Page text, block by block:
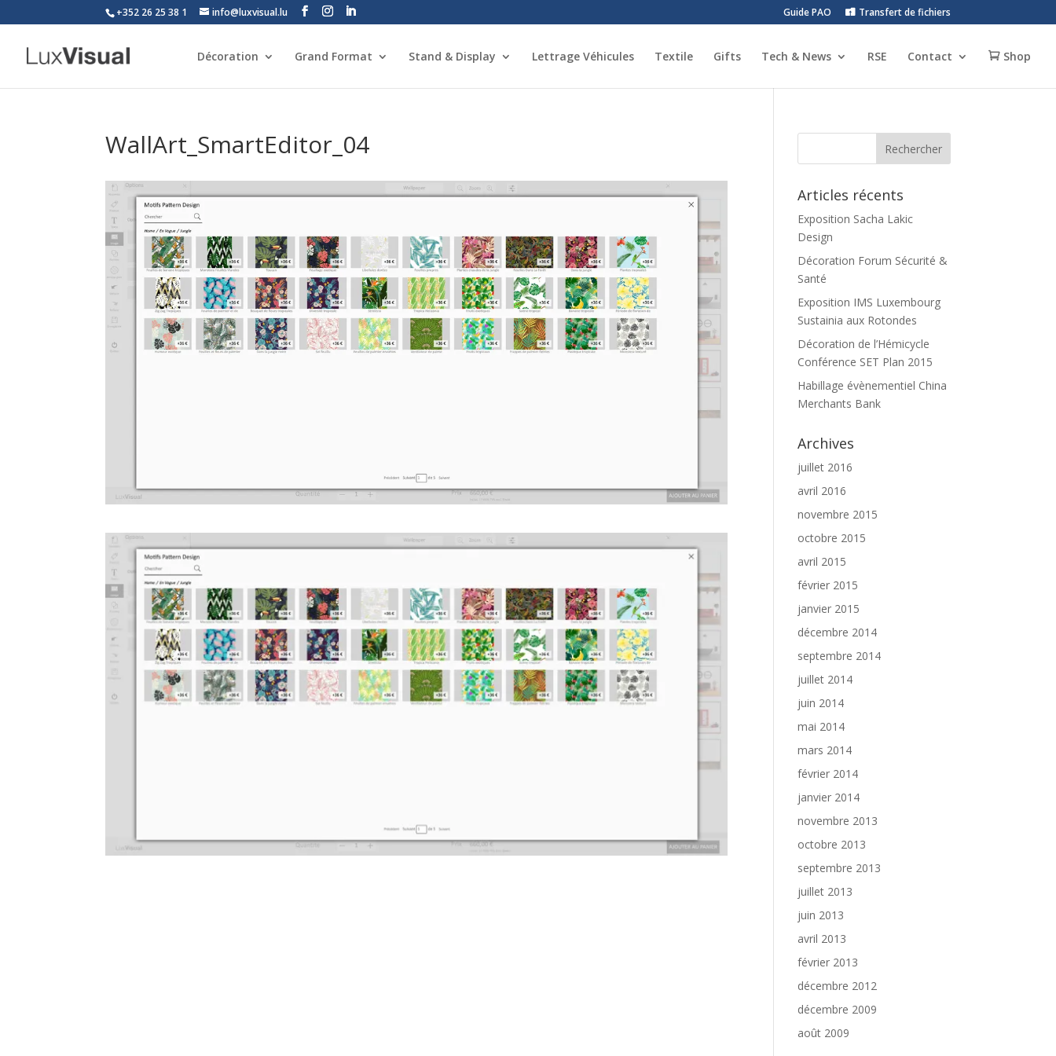
+352 26 25 38 1 info@luxvisual.lu Guide PAO Transfert de fichiers
Décoration Grand Format Stand & Display Lettrage Véhicules Textile Gifts Tech & News RSE Contact Shop
WallArt_SmartEditor_04
Articles récents
Exposition Sacha Lakic
Design
Décoration Forum Sécurité &
Santé
Exposition IMS Luxembourg
Sustainia aux Rotondes
Décoration de l’Hémicycle
Conférence SET Plan 2015
Habillage évènementiel China
Merchants Bank
Archives
juillet 2016
avril 2016
novembre 2015
octobre 2015
avril 2015
février 2015
janvier 2015
décembre 2014
septembre 2014
juillet 2014
juin 2014
mai 2014
mars 2014
février 2014
janvier 2014
novembre 2013
octobre 2013
septembre 2013
juillet 2013
juin 2013
avril 2013
février 2013
décembre 2012
décembre 2009
août 2009